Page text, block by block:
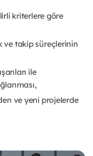
kriterlere göre
ve takip süreçlerinin
ile
ve yeni projelerde